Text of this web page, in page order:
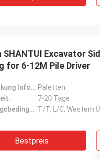
SHANTUI Excavator
for 6-12M Pile Driver
Verpackung Informationen: Paletten
7-20 Tage
Zahlungsbedingungen: T/T, L/C, Western
Bestpreis